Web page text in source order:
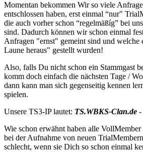
Momentan bekommen Wir so viele
entschlossen haben, erst einmal “nur"
die auch vorher schon “regelmäßíg” bei
sind. Dadurch können wir schon einmal
Anfragen "ernst" gemeint sind und welche
Laune heraus" gestellt wurden!
Also, falls Du nicht schon ein Stammgast
komm doch einfach die nächsten Tage /
dann kann man sich gegenseitig kennen
spielen.
Unsere TS3-IP lautet: TS.WBKS-Clan.de -
Wie schon erwähnt haben alle
bei der Aufnahme von neuen
schlecht, wenn sie Dich so schon einmal